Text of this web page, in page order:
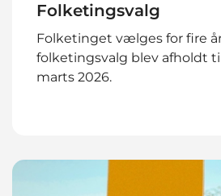
Folketingsvalg
Folketinget vælges for fire
folketingsvalg blev afholdt
marts 2026.